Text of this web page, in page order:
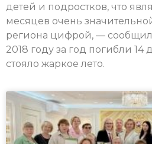
детей и подростков, что
месяцев очень
региона цифрой, —
2018 году за год погибли 14
стояло жаркое лето.